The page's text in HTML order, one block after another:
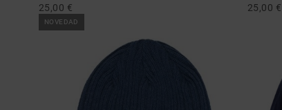
25,00 € 25,00 €
NOVEDAD